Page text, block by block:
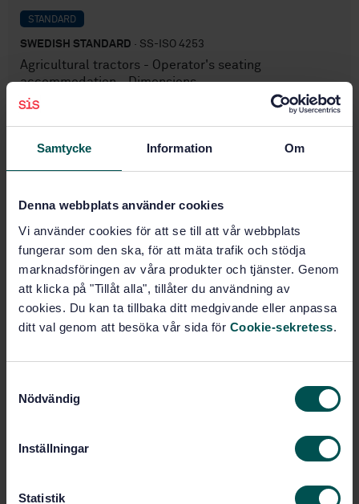
Samtycke Information Om
Denna webbplats använder cookies
Vi använder cookies för att se till att vår webbplats
fungerar som den ska, för att mäta trafik och stödja
marknadsföringen av våra produkter och tjänster. Genom
att klicka på "Tillåt alla", tillåter du användning av
cookies. Du kan ta tillbaka ditt medgivande eller anpassa
ditt val genom att besöka vår sida för Cookie-sekretess.
Nödvändig
Inställningar
Statistik
STANDARD
SWEDISH STANDARD · SS-ISO 4253
Agricultural tractors - Operator's seating
accommodation - Dimensions
Price:687 SEK
PDF
Show more
Product information
Language: English
standarder
Approved:11/21/1997